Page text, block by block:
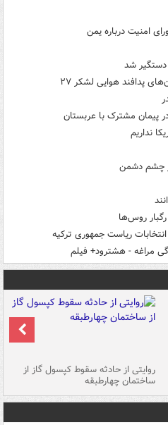
امنیت درباره یمن
شد
پدافند هوایی لشکر ۲۷
پیمان مشترک با عربستان
نداریم
چشم دشمن
روس‌ها
ریاست جمهوری ترکیه
مراغه - هشترود+ فیلم
روایتی از حادثه سقوط کپسول گاز از
ساختمان چهارطبقه